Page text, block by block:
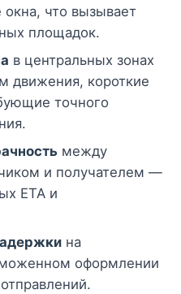
что вызывает
площадок.
в центральных зонах
движения, короткие
точного
между
и получателем —
ETA и
на
оформлении